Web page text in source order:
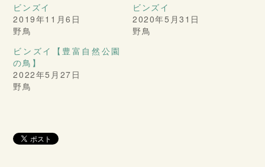
ビンズイ
2019年11月6日
野鳥
ビンズイ
2020年5月31日
野鳥
ビンズイ【豊富自然公園
の鳥】
2022年5月27日
野鳥